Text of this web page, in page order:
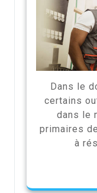
Dans le
certains
dans le
primaires
à